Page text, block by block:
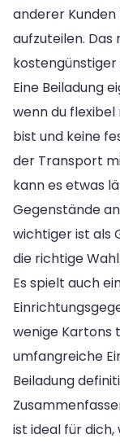
anderer
aufzuteilen.
kostengünstiger
Eine Beiladung
wenn du
bist und keine
der Transport
kann es etwas
Gegenstände
wichtiger ist als
die richtige Wahl.
Es spielt auch
wenige Kartons
umfangreiche
Beiladung
ist ideal für